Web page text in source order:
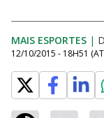
MAIS ESPORTES |
12/10/2015 - 18H51